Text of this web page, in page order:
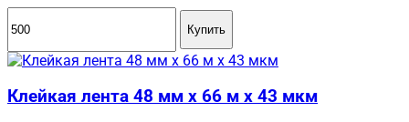
Купить
Клейкая лента 48 мм x 66 м x 43 мкм